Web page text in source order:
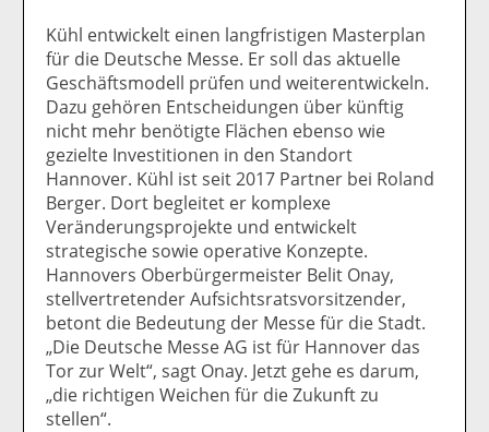
Kühl entwickelt einen langfristigen Masterplan
für die Deutsche Messe. Er soll das aktuelle
Geschäftsmodell prüfen und weiterentwickeln.
Dazu gehören Entscheidungen über künftig
nicht mehr benötigte Flächen ebenso wie
gezielte Investitionen in den Standort
Hannover. Kühl ist seit 2017 Partner bei Roland
Berger. Dort begleitet er komplexe
Veränderungsprojekte und entwickelt
strategische sowie operative Konzepte.
Hannovers Oberbürgermeister Belit Onay,
stellvertretender Aufsichtsratsvorsitzender,
betont die Bedeutung der Messe für die Stadt.
„Die Deutsche Messe AG ist für Hannover das
Tor zur Welt“, sagt Onay. Jetzt gehe es darum,
„die richtigen Weichen für die Zukunft zu
stellen“.